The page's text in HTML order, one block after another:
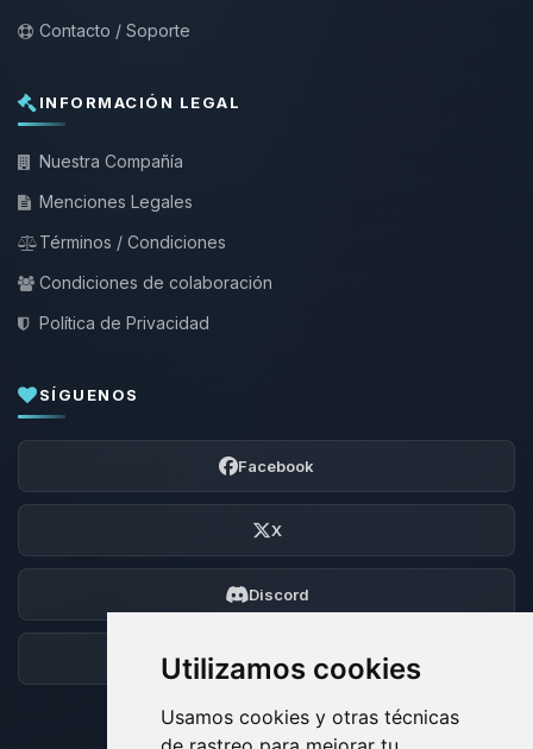
Utilizamos cookies
Usamos cookies y otras técnicas
Contacto / Soporte
INFORMACIÓN LEGAL
Nuestra Compañía
Menciones Legales
Términos / Condiciones
Condiciones de colaboración
Política de Privacidad
SÍGUENOS
Facebook
X
Discord
Foro